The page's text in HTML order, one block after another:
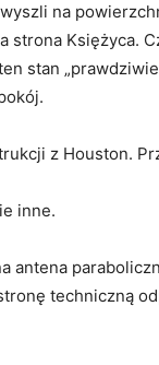
na
strona
stan
z Houston.
inne.
antena
techniczną